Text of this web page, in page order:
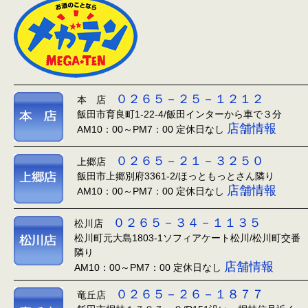
本 店 ０２６５－２５－１２１２
飯田市育良町1-22-4/飯田インターから車で３分
AM10：00～PM7：00 定休日なし 店舗情報
上郷店 ０２６５－２１－３２５０
飯田市上郷別府3361-2/ほっともっとさん隣り
AM10：00～PM7：00 定休日なし 店舗情報
松川店 ０２６５－３４－１１３５
松川町元大島1803-1ソフィアケート松川/松川町交番
隣り
AM10：00～PM7：00 定休日なし 店舗情報
竜丘店 ０２６５－２６－１８７７